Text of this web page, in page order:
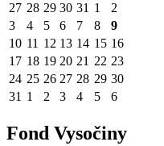
27 28 29 30 31 1
2
3
4 5 6 7 8
9
10 11 12 13 14 15 16
17 18 19 20 21 22 23
24 25 26 27 28 29 30
31 1 2 3 4 5 6
Fond Vysočiny